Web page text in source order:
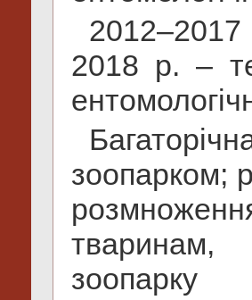
2012–2017
2018 р. –
зоопарком;
зоопарку